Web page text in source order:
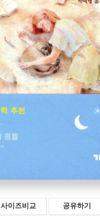
사이즈비교 공유하기